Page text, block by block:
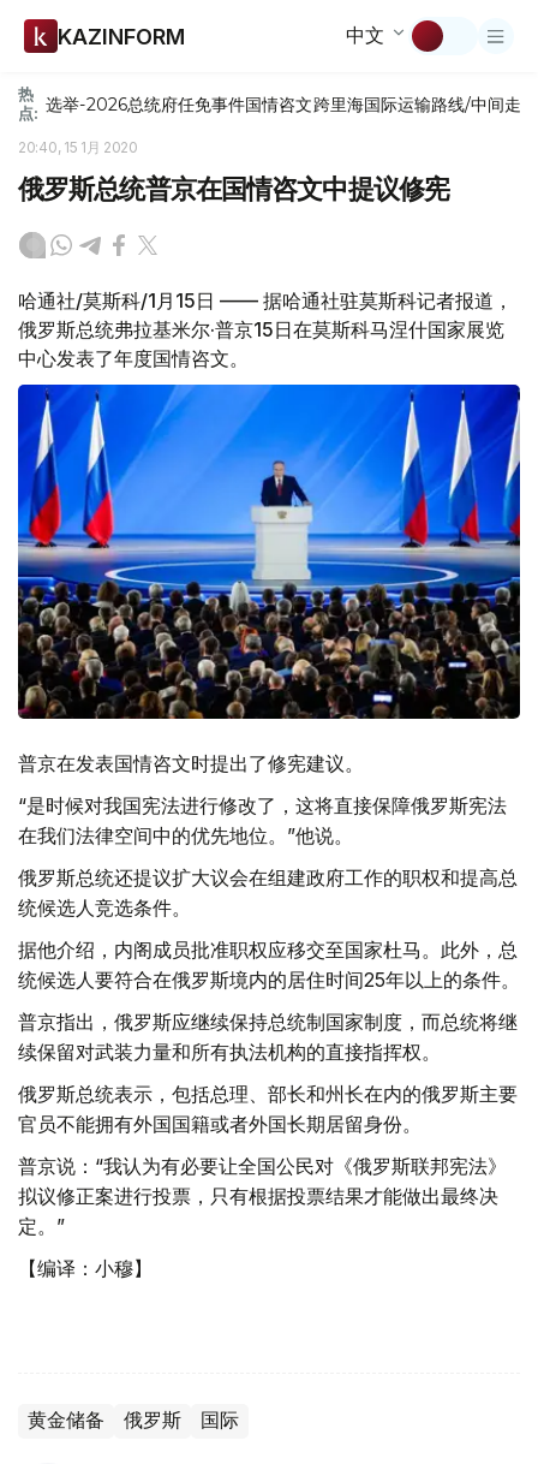
KAZINFORM 中文
热
点: 选举-2026总统府任免事件国情咨文跨里海国际运输路线/中间走廊
20:40, 15 1月 2020
俄罗斯总统普京在国情咨文中提议修宪
哈通社/莫斯科/1月15日 —— 据哈通社驻莫斯科记者报道，
俄罗斯总统弗拉基米尔·普京15日在莫斯科马涅什国家展览
中心发表了年度国情咨文。
普京在发表国情咨文时提出了修宪建议。
“是时候对我国宪法进行修改了，这将直接保障俄罗斯宪法
在我们法律空间中的优先地位。”他说。
俄罗斯总统还提议扩大议会在组建政府工作的职权和提高总
统候选人竞选条件。
据他介绍，内阁成员批准职权应移交至国家杜马。此外，总
统候选人要符合在俄罗斯境内的居住时间25年以上的条件。
普京指出，俄罗斯应继续保持总统制国家制度，而总统将继
续保留对武装力量和所有执法机构的直接指挥权。
俄罗斯总统表示，包括总理、部长和州长在内的俄罗斯主要
官员不能拥有外国国籍或者外国长期居留身份。
普京说：“我认为有必要让全国公民对《俄罗斯联邦宪法》
拟议修正案进行投票，只有根据投票结果才能做出最终决
定。”
【编译：小穆】
黄金储备 俄罗斯 国际